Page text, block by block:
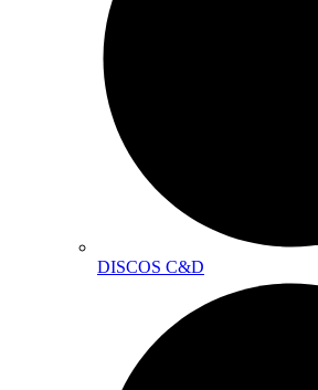
DISCOS C&D